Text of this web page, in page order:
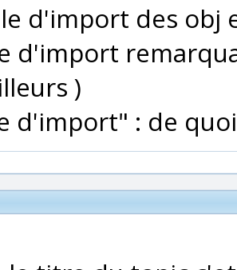
d'import des obj
d'import
)
d'import" : de